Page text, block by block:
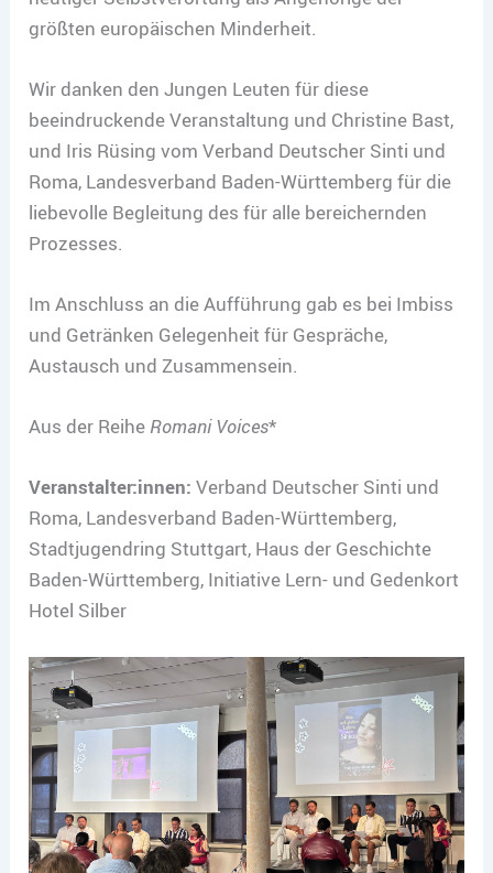
größten europäischen Minderheit.
Wir danken den Jungen Leuten für diese
beeindruckende Veranstaltung und Christine Bast,
und Iris Rüsing vom Verband Deutscher Sinti und
Roma, Landesverband Baden-Württemberg für die
liebevolle Begleitung des für alle bereichernden
Prozesses.
Im Anschluss an die Aufführung gab es bei Imbiss
und Getränken Gelegenheit für Gespräche,
Austausch und Zusammensein.
Aus der Reihe Romani Voices*
Veranstalter:innen: Verband Deutscher Sinti und
Roma, Landesverband Baden-Württemberg,
Stadtjugendring Stuttgart, Haus der Geschichte
Baden-Württemberg, Initiative Lern- und Gedenkort
Hotel Silber